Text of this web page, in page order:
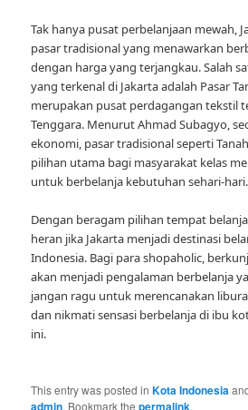
Tak hanya pusat perbelanjaan mewah,
pasar tradisional yang menawarkan
dengan harga yang terjangkau. Salah
yang terkenal di Jakarta adalah Pasar
merupakan pusat perdagangan tekstil
Tenggara. Menurut Ahmad Subagyo,
ekonomi, pasar tradisional seperti
pilihan utama bagi masyarakat kelas
untuk berbelanja kebutuhan sehari-hari.
Dengan beragam pilihan tempat
heran jika Jakarta menjadi destinasi
Indonesia. Bagi para shopaholic,
akan menjadi pengalaman berbelanja
jangan ragu untuk merencanakan
dan nikmati sensasi berbelanja di ibu
ini.
This entry was posted inKota Indonesia
admin. Bookmark thepermalink.